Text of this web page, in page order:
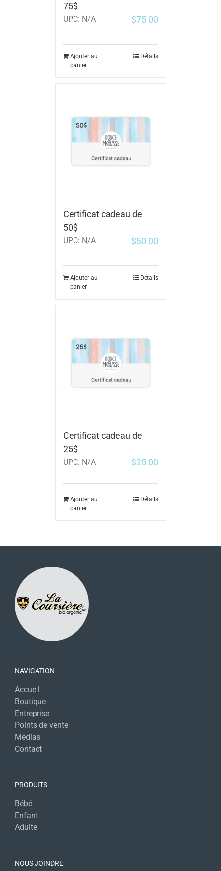
75$
UPC: N/A $75.00
Ajouter au
panier
Détails
Certificat cadeau de
50$
UPC: N/A $50.00
Ajouter au
panier
Détails
Certificat cadeau de
25$
UPC: N/A $25.00
Ajouter au
panier
Détails
NAVIGATION
Accueil
Boutique
Entreprise
Points de vente
Médias
Contact
PRODUITS
Bébé
Enfant
Adulte
NOUS JOINDRE